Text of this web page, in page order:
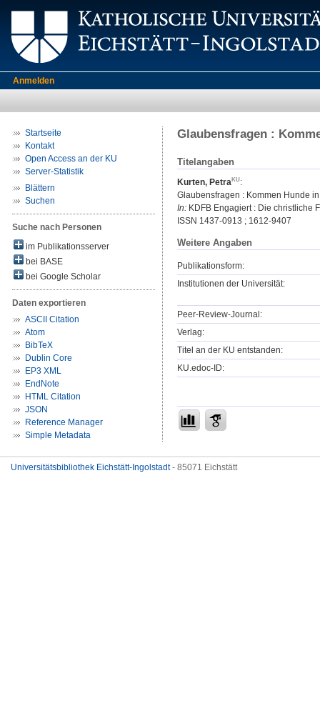
Anmelden
Startseite
Kontakt
Open Access an der KU
Server-Statistik
Blättern
Suchen
Suche nach Personen
im Publikationsserver
bei BASE
bei Google Scholar
Daten exportieren
ASCII Citation
Atom
BibTeX
Dublin Core
EP3 XML
EndNote
HTML Citation
JSON
Reference Manager
Simple Metadata
Glaubensfragen :
Titelangaben
Kurten, Petra
:
Glaubensfragen : Kommen Hunde
In: KDFB Engagiert : Die christliche
ISSN 1437-0913 ; 1612-9407
Weitere Angaben
Publikationsform:
Institutionen der Universität:
Peer-Review-Journal:
Verlag:
Titel an der KU entstanden:
KU.edoc-ID:
Universitätsbibliothek Eichstätt-Ingolstadt- 85071 Eichstätt